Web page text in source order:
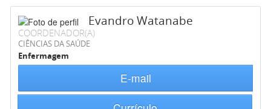
Evandro Watanabe
COORDENADOR(A)
CIÊNCIAS DA SAÚDE
Enfermagem
E-mail